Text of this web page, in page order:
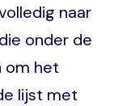
naar
onder de
om het
lijst met